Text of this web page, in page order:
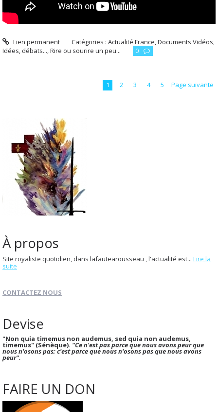
Lien permanent Catégories :Actualité France,Documents Vidéos,
Idées, débats...,Rire ou sourire un peu... 0
1 2 3 4 5 Page suivante
À propos
Site royaliste quotidien, dans lafautearousseau , l'actualité est... Lire la
suite
CONTACTEZ NOUS
Devise
"Non quia timemus non audemus, sed quia non audemus,
timemus" (Sénèque). "Ce n'est pas parce que nous avons peur que
nous n'osons pas; c'est parce que nous n'osons pas que nous avons
peur".
FAIRE UN DON